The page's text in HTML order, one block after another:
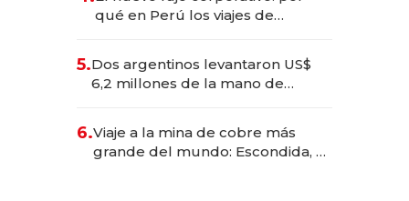
qué en Perú los viajes de
para convertirse en experiencias
transformadoras
5.Dos argentinos levantaron US$
6,2 millones de la mano de
6.Viaje a la mina de cobre más
grande del mundo: Escondida, el